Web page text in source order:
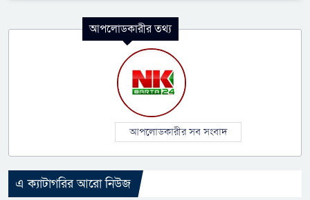
আপলোডকারীর তথ্য
আপলোডকারীর সব সংবাদ
এ ক্যাটাগরির আরো নিউজ